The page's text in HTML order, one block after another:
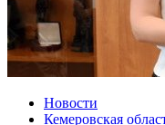
Новости
Кемеровская